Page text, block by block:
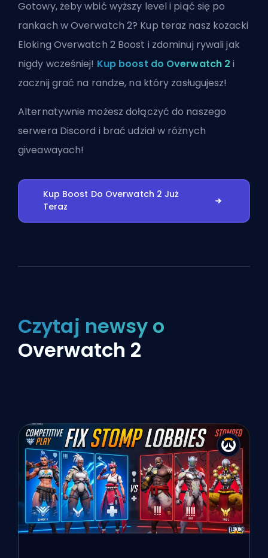
Gotowy, żeby wbić wyższy level i piąć się po
rankach w Overwatch 2? Kup teraz nasz kozacki
Eloking Overwatch 2 Boost i zdominuj rywali jak
nigdy wcześniej! Kup boost do Overwatch 2 i
zacznij grać na randze, na który zasługujesz!
Alternatywnie możeszdołączyć do naszego
serwera Discord i brać udział w różnych
giveawayach!
Kup Boost Do Overwatch 2 Już
Teraz
Czytaj newsy o
Overwatch 2